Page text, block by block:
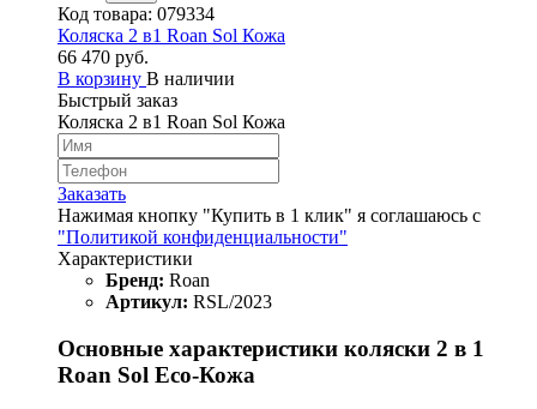
Код товара: 079334
Коляска 2 в1 Roan Sol Кожа
66 470 руб.
В корзину В наличии
Быстрый заказ
Коляска 2 в1 Roan Sol Кожа
Заказать
Нажимая кнопку "Купить в 1 клик" я соглашаюсь с
"Политикой конфиденциальности"
Характеристики
Бренд: Roan
Артикул: RSL/2023
Основные характеристики коляски 2 в 1
Roan Sol Eco‑Кожа